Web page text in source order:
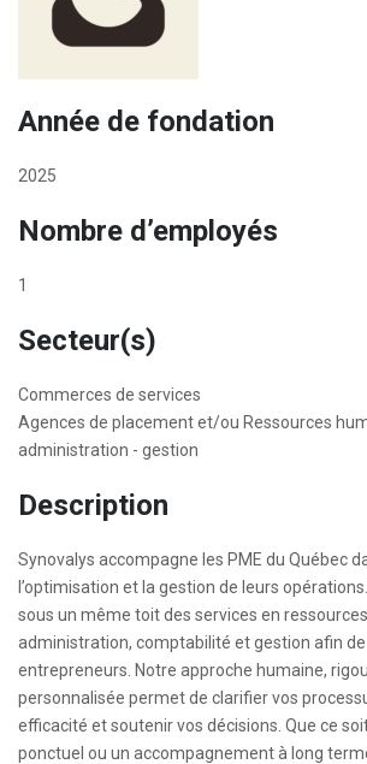
Année de fondation
2025
Nombre d’employés
1
Secteur(s)
Commerces de services
Agences de placement et/ou Ressources
administration - gestion
Description
Synovalys accompagne les PME du Québec
l’optimisation et la gestion de leurs
sous un même toit des services en
administration, comptabilité et gestion afin
entrepreneurs. Notre approche humaine,
personnalisée permet de clarifier vos
efficacité et soutenir vos décisions. Que ce
ponctuel ou un accompagnement à long